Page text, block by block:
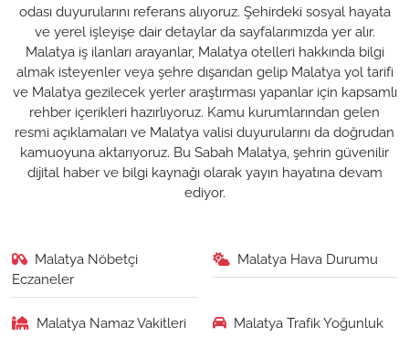
odası duyurularını referans alıyoruz. Şehirdeki sosyal hayata
ve yerel işleyişe dair detaylar da sayfalarımızda yer alır.
Malatya iş ilanları arayanlar, Malatya otelleri hakkında bilgi
almak isteyenler veya şehre dışarıdan gelip Malatya yol tarifi
ve Malatya gezilecek yerler araştırması yapanlar için kapsamlı
rehber içerikleri hazırlıyoruz. Kamu kurumlarından gelen
resmi açıklamaları ve Malatya valisi duyurularını da doğrudan
kamuoyuna aktarıyoruz. Bu Sabah Malatya, şehrin güvenilir
dijital haber ve bilgi kaynağı olarak yayın hayatına devam
ediyor.
Malatya Nöbetçi
Eczaneler
Malatya Hava Durumu
Malatya Namaz Vakitleri
Malatya Trafik Yoğunluk